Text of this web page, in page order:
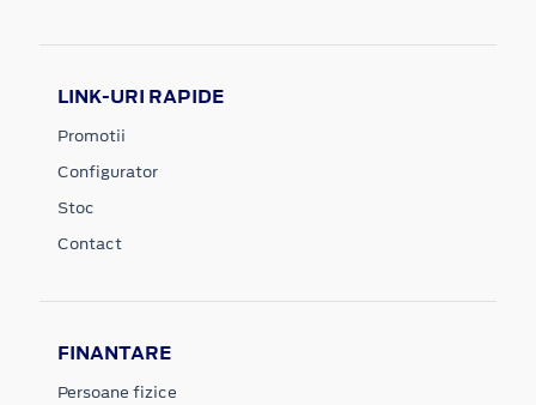
LINK-URI RAPIDE
Promotii
Configurator
Stoc
Contact
FINANTARE
Persoane fizice